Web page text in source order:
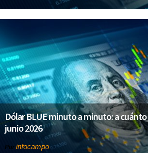
Dólar BLUE minuto a minuto: a
junio 2026
Por infocampo